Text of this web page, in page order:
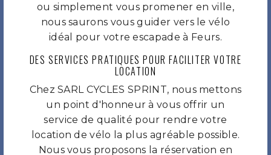
ou simplement vous promener en ville,
nous saurons vous guider vers le vélo
idéal pour votre escapade à Feurs.
DES SERVICES PRATIQUES POUR FACILITER VOTRE
LOCATION
Chez SARL CYCLES SPRINT, nous mettons
un point d'honneur à vous offrir un
service de qualité pour rendre votre
location de vélo la plus agréable possible.
Nous vous proposons la réservation en